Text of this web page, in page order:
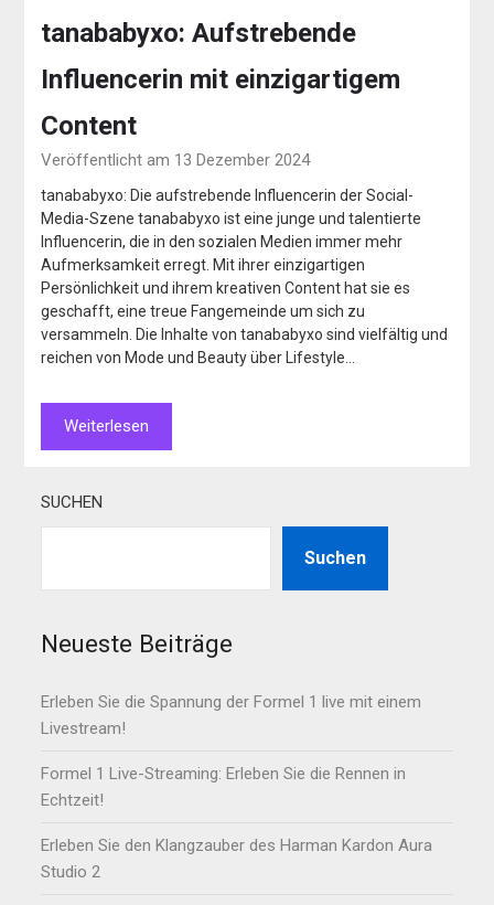
tanababyxo: Aufstrebende
Influencerin mit einzigartigem
Content
Veröffentlicht am 13 Dezember 2024
tanababyxo: Die aufstrebende Influencerin der Social-
Media-Szene tanababyxo ist eine junge und talentierte
Influencerin, die in den sozialen Medien immer mehr
Aufmerksamkeit erregt. Mit ihrer einzigartigen
Persönlichkeit und ihrem kreativen Content hat sie es
geschafft, eine treue Fangemeinde um sich zu
versammeln. Die Inhalte von tanababyxo sind vielfältig und
reichen von Mode und Beauty über Lifestyle…
Weiterlesen
SUCHEN
Suchen
Neueste Beiträge
Erleben Sie die Spannung der Formel 1 live mit einem
Livestream!
Formel 1 Live-Streaming: Erleben Sie die Rennen in
Echtzeit!
Erleben Sie den Klangzauber des Harman Kardon Aura
Studio 2